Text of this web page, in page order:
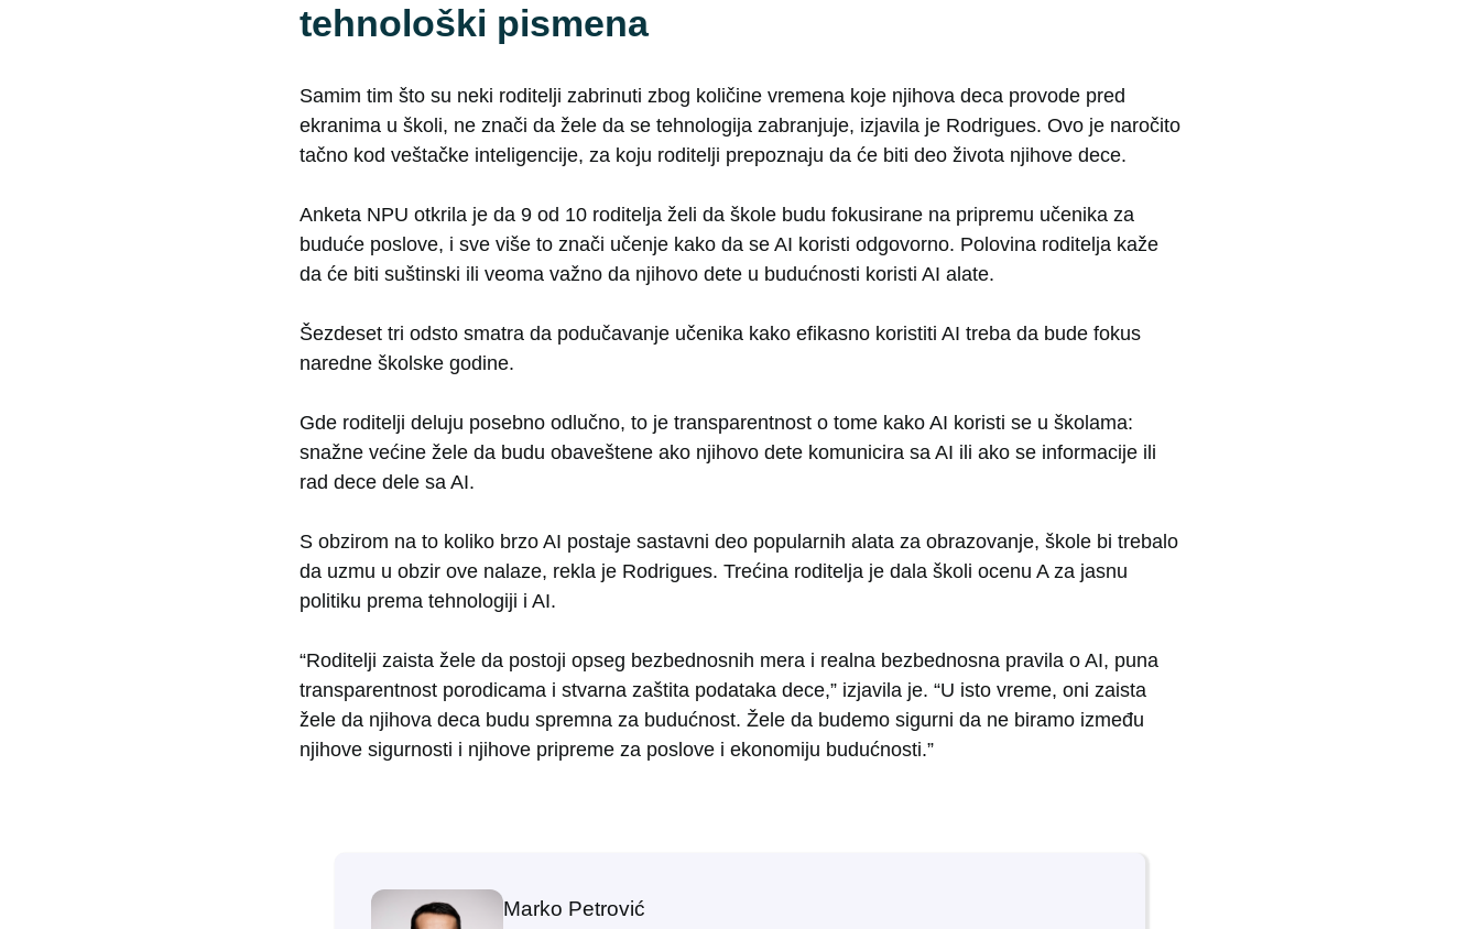
tehnološki pismena
Samim tim što su neki roditelji zabrinuti zbog količine vremena koje njihova deca provode pred
ekranima u školi, ne znači da žele da se tehnologija zabranjuje, izjavila je Rodrigues. Ovo je naročito
tačno kod veštačke inteligencije, za koju roditelji prepoznaju da će biti deo života njihove dece.
Anketa NPU otkrila je da 9 od 10 roditelja želi da škole budu fokusirane na pripremu učenika za
buduće poslove, i sve više to znači učenje kako da se AI koristi odgovorno. Polovina roditelja kaže
da će biti suštinski ili veoma važno da njihovo dete u budućnosti koristi AI alate.
Šezdeset tri odsto smatra da podučavanje učenika kako efikasno koristiti AI treba da bude fokus
naredne školske godine.
Gde roditelji deluju posebno odlučno, to je transparentnost o tome kako AI koristi se u školama:
snažne većine žele da budu obaveštene ako njihovo dete komunicira sa AI ili ako se informacije ili
rad dece dele sa AI.
S obzirom na to koliko brzo AI postaje sastavni deo popularnih alata za obrazovanje, škole bi trebalo
da uzmu u obzir ove nalaze, rekla je Rodrigues. Trećina roditelja je dala školi ocenu A za jasnu
politiku prema tehnologiji i AI.
“Roditelji zaista žele da postoji opseg bezbednosnih mera i realna bezbednosna pravila o AI, puna
transparentnost porodicama i stvarna zaštita podataka dece,” izjavila je. “U isto vreme, oni zaista
žele da njihova deca budu spremna za budućnost. Žele da budemo sigurni da ne biramo između
njihove sigurnosti i njihove pripreme za poslove i ekonomiju budućnosti.”
Marko Petrović